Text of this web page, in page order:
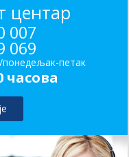
центар
007
069
петак
часова